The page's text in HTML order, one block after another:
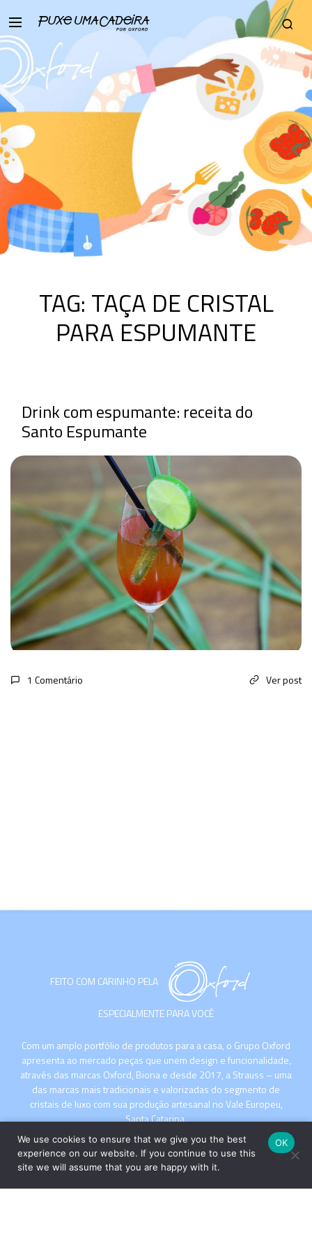
TAG: TAÇA DE CRISTAL
PARA ESPUMANTE
Drink com espumante: receita do
Santo Espumante
1 Comentário Ver post
FEITO COM CARINHO PELA
ESPECIALMENTE PARA VOCÊ
Com um amplo portfólio de produtos para a casa, o Grupo Oxford
apresenta ao mercado peças que unem design e funcionalidade,
através das marcas Oxford, Biona e desde 2017, a Strauss – uma
das marcas mais tradicionais e valorizadas do segmento de
cristais de luxo com sua produção artesanal no Vale Europeu,
Santa Catarina.
We use cookies to ensure that we give you the best
experience on our website. If you continue to use this
site we will assume that you are happy with it.
OK